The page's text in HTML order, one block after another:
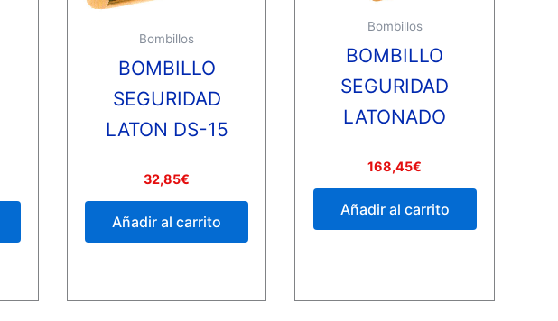
Bombillos
BOMBILLO
SEGURIDAD
LATON DS-15
Valorado
0
32,85€
Añadir al carrito
Bombillos
BOMBILLO
SEGURIDAD
LATONADO
Valorado
0
168,45€
Añadir al carrito